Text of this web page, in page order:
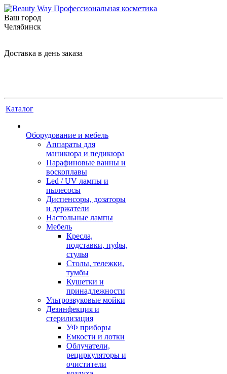
Ваш город
Челябинск
Доставка в день заказа
Каталог
Оборудование и мебель
Аппараты для
маникюра и педикюра
Парафиновые ванны и
воскоплавы
Led / UV лампы и
пылесосы
Диспенсоры, дозаторы
и держатели
Настольные лампы
Мебель
Кресла,
подставки, пуфы,
стулья
Столы, тележки,
тумбы
Кушетки и
принадлежности
Ультрозвуковые мойки
Дезинфекция и
стерилизация
УФ приборы
Емкости и лотки
Облучатели,
рециркуляторы и
очистители